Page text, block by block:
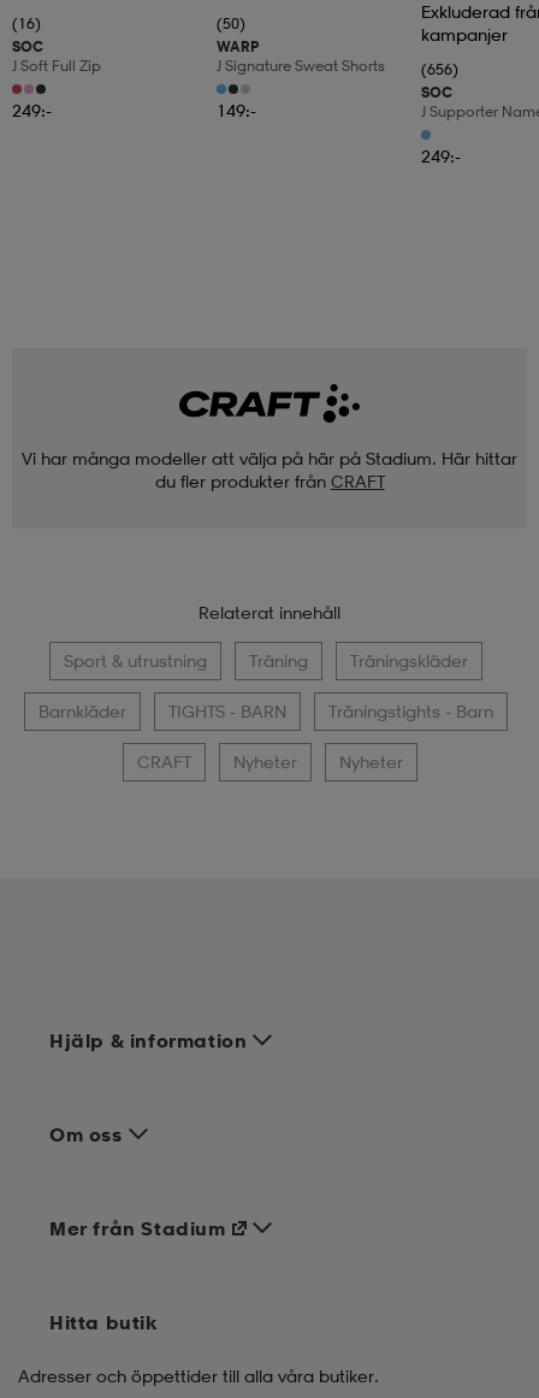
(16)
SOC
J Soft Full Zip
249:-
(50)
WARP
J Signature Sweat Shorts
149:-
Exkluderad
kampanjer
(656)
SOC
J Supporter
249:-
Vi har många modeller att välja på här på Stadium. Här hittar
du fler produkter från CRAFT
Relaterat innehåll
Sport & utrustning Träning Träningskläder
Barnkläder TIGHTS - BARN Träningstights - Barn
CRAFT Nyheter Nyheter
Hjälp & information
Om oss
Mer från Stadium
Hitta butik
Adresser och öppettider till alla våra butiker.